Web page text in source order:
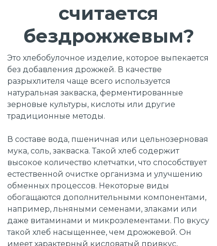
считается
бездрожжевым?
Это хлебобулочное изделие, которое выпекается
без добавления дрожжей. В качестве
разрыхлителя чаще всего используется
натуральная закваска, ферментированные
зерновые культуры, кислоты или другие
традиционные методы.
В составе вода, пшеничная или цельнозерновая
мука, соль, закваска. Такой хлеб содержит
высокое количество клетчатки, что способствует
естественной очистке организма и улучшению
обменных процессов. Некоторые виды
обогащаются дополнительными компонентами,
например, льняными семенами, злаками или
даже витаминами и микроэлементами. По вкусу
такой хлеб насыщеннее, чем дрожжевой. Он
имеет характерный кисловатый привкус,